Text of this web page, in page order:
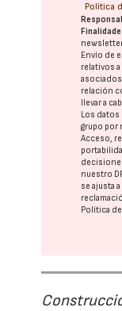
Política
Envío de
relativos
relación
llevar a
Los datos
grupo por
Acceso,
nuestro
se ajusta
Política